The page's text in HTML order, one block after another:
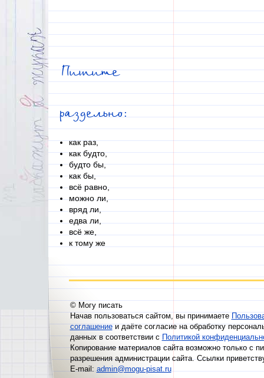
Пишите
раздельно:
как раз,
как будто,
будто бы,
как бы,
всё равно,
можно ли,
вряд ли,
едва ли,
всё же,
к тому же
© Могу писать
Начав пользоваться сайтом, вы принимаете
соглашениеи даёте согласие на обработку
данных в соответствии сПолитикой
Копирование материалов сайта возможно только с
разрешения администрации сайта. Ссылки
E-mail:admin@mogu-pisat.ru